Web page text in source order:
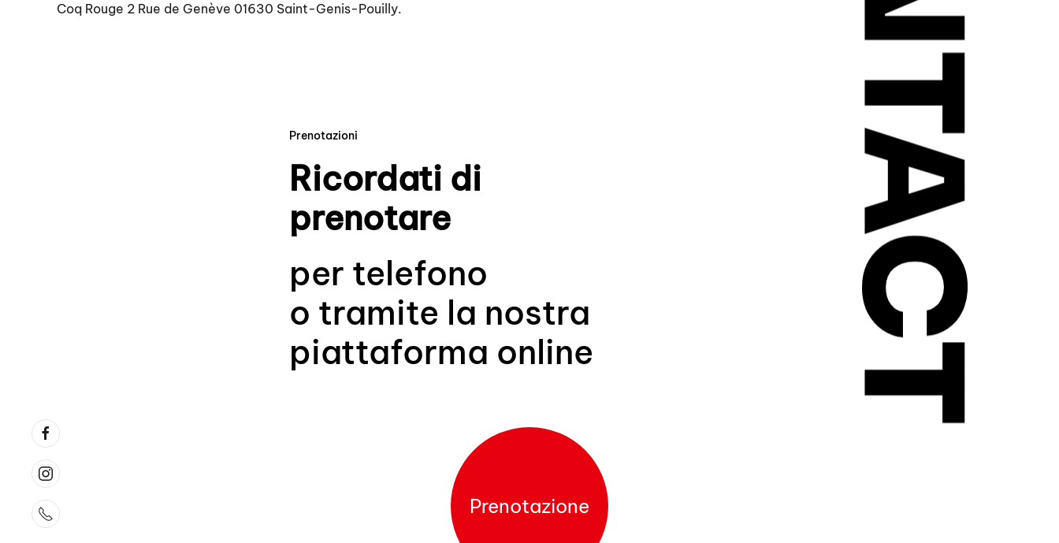
Coq Rouge 2 Rue de Genève 01630 Saint-Genis-Pouilly.
Prenotazioni
Ricordati di
prenotare
per telefono
o tramite la nostra
piattaforma online
Prenotazione